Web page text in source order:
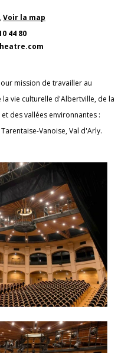
Voir la map
44 80
mission de travailler au
vie culturelle d'Albertville, de la
des vallées environnantes :
Vanoise, Val d'Arly.